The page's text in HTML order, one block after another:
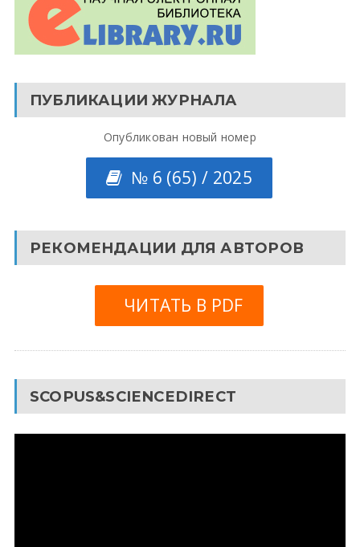
ПУБЛИКАЦИИ ЖУРНАЛА
Опубликован новый номер
№ 6 (65) / 2025
РЕКОМЕНДАЦИИ ДЛЯ АВТОРОВ
ЧИТАТЬ В PDF
SCOPUS&SCIENCEDIRECT